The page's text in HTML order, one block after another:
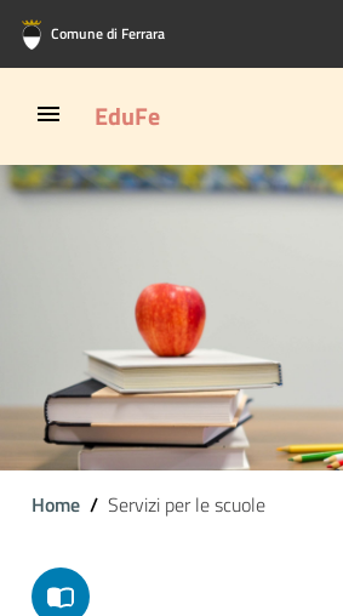
Vai al contenuto principale
Vai al footer
Comune di Ferrara
EduFe
Home Servizi per le scuole